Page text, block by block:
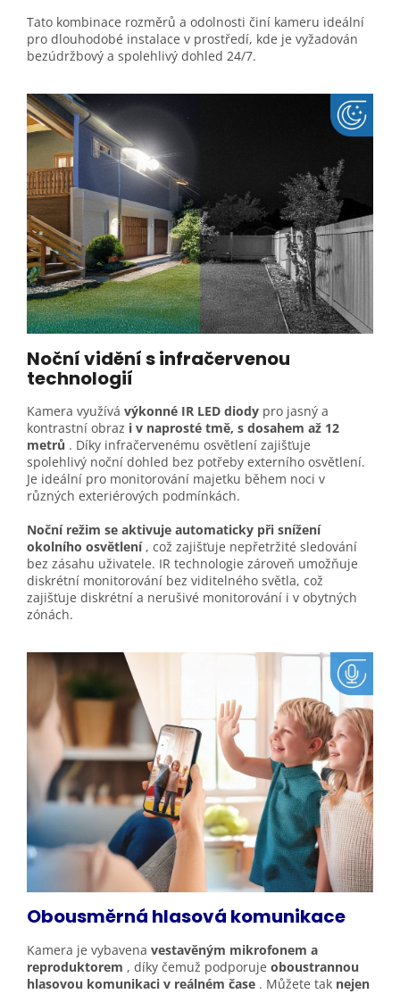
Tato kombinace rozměrů a odolnosti činí kameru ideální
pro dlouhodobé instalace v prostředí, kde je vyžadován
bezúdržbový a spolehlivý dohled 24/7.
Noční vidění s infračervenou
technologií
Kamera využívá výkonné IR LED diody pro jasný a
kontrastní obraz i v naprosté tmě, s dosahem až 12
metrů . Díky infračervenému osvětlení zajišťuje
spolehlivý noční dohled bez potřeby externího osvětlení.
Je ideální pro monitorování majetku během noci v
různých exteriérových podmínkách.
Noční režim se aktivuje automaticky při snížení
okolního osvětlení , což zajišťuje nepřetržité sledování
bez zásahu uživatele. IR technologie zároveň umožňuje
diskrétní monitorování bez viditelného světla, což
zajišťuje diskrétní a nerušivé monitorování i v obytných
zónách.
Obousměrná hlasová komunikace
Kamera je vybavena vestavěným mikrofonem a
reproduktorem , díky čemuž podporuje oboustrannou
hlasovou komunikaci v reálném čase . Můžete tak nejen